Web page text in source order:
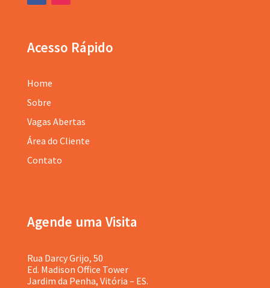
Acesso Rápido
Home
Sobre
Vagas Abertas
Área do Cliente
Contato
Agende uma Visita
Rua Darcy Grijo, 50
Ed. Madison Office Tower
Jardim da Penha, Vitória – ES.